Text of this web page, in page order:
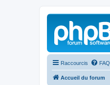
Raccourcis FAQ
Accueil du forum